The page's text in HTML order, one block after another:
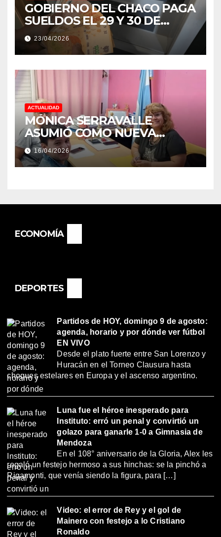
GOBIERNO DEL CHACO PAGA
SUELDOS EL 29 Y 30 DE
ABRIL, CON EL 2% DE
AUMENTO
23/04/2026
ACTUALIDAD
MÓNICA SERRAVALLE
ASUMIÓ COMO NUEVA
DIRECTORA DEL E.E.S. N° 82
«RENÉ FAVALORO» DE
BASAIL.
16/04/2026
ECONOMÍA
DEPORTES
Partidos de HOY, domingo 9 de agosto:
agenda, horario y por dónde ver fútbol
EN VIVO
Desde el plato fuerte entre San Lorenzo y
Huracán en el Torneo Clausura hasta
choques estelares en Europa y el ascenso argentino.
Luna fue el héroe inesperado para
Instituto: erró un penal y convirtió un
golazo para ganarle 1-0 a Gimnasia de
Mendoza
En el 108° aniversario de la Gloria, Alex les
regaló un festejo hermoso a sus hinchas: se la pinchó a
Rigamonti, que venía siendo la figura, para […]
Video: el error de Rey y el gol de
Mainero con festejo a lo Cristiano
Ronaldo